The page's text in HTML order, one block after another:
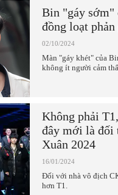
Bin "gáy sớm"
đồng loạt phản
02/10/2024
Màn "gáy khét" của
không ít người cảm
Không phải
đây mới là đối
Xuân 2024
16/01/2024
Đối với nhà vô địch
hơn T1.